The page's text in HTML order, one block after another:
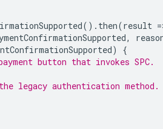
(). then(result =
,
)
{
button that invokes SPC.
legacy authentication method.